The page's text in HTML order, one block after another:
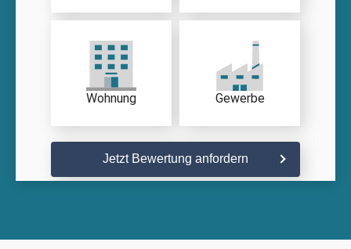
Wohnung Gewerbe
Jetzt Bewertung anfordern